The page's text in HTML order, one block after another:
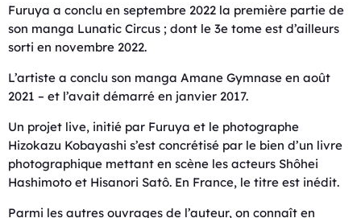
Furuya a conclu en septembre 2022 la première partie de
son manga Lunatic Circus ; dont le 3e tome est d’ailleurs
sorti en novembre 2022.
L’artiste a conclu son manga Amane Gymnase en août
2021 – et l’avait démarré en janvier 2017.
Un projet live, initié par Furuya et le photographe
Hizokazu Kobayashi s’est concrétisé par le bien d’un livre
photographique mettant en scène les acteurs Shôhei
Hashimoto et Hisanori Satô. En France, le titre est inédit.
Parmi les autres ouvrages de l’auteur, on connaît en